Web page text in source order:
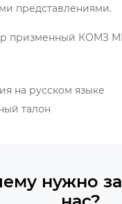
представлениями.
призменный КОМЗ
на русском языке
талон
нужно